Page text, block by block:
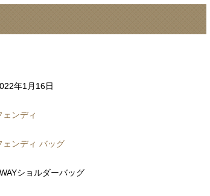
年1月16日
ェンディ
ェンディ バッグ
ショルダーバッグ